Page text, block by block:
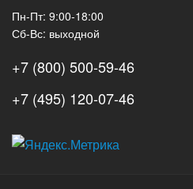
Пн-Пт: 9:00-18:00
Сб-Вс: выходной
+7 (800) 500-59-46
+7 (495) 120-07-46